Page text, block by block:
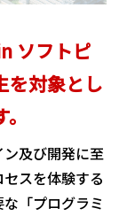
ソフトピ
を対象とし
及び開発に至
スを体験する
「プログラミ